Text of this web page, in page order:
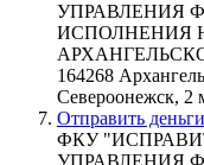
УПРАВЛЕНИЯ
ИСПОЛНЕНИЯ
164268
Североонежск, 2
Отправить
ФКУ
УПРАВЛЕНИЯ